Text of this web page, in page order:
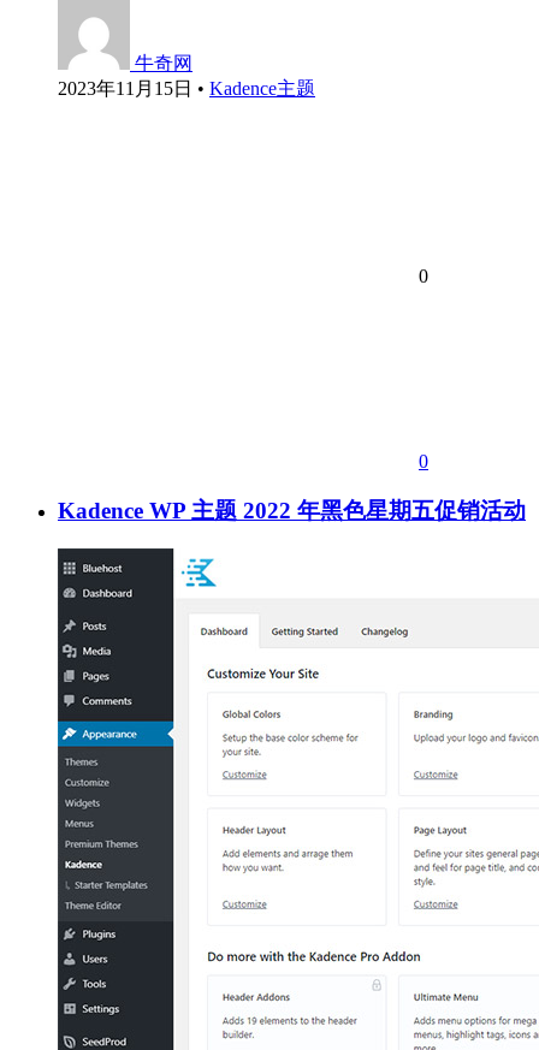
牛奇网
2023年11月15日 • Kadence主题
0
0
Kadence WP 主题 2022 年黑色星期五促销活动